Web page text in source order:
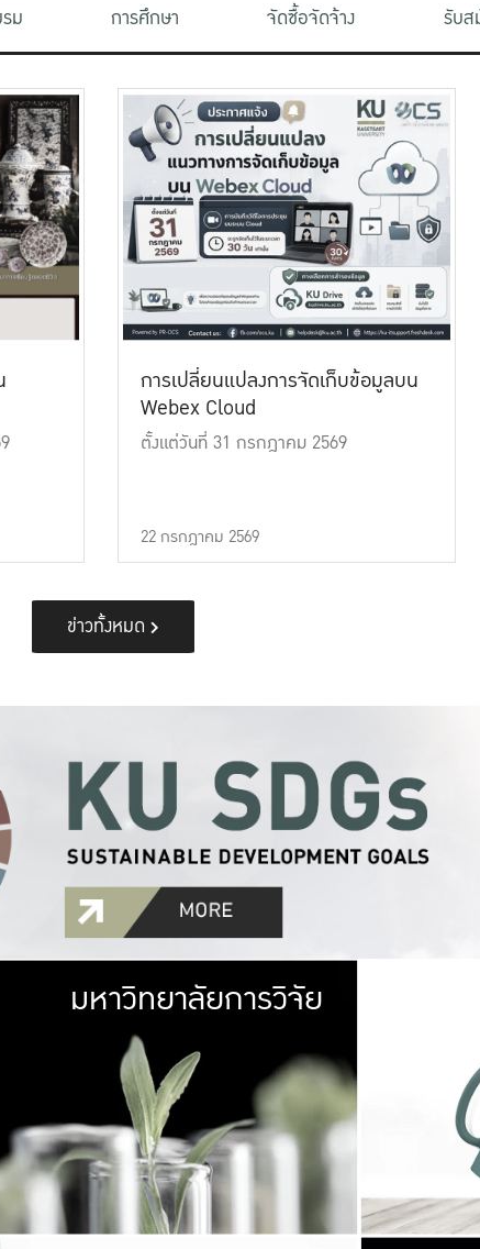
ม การศึกษา จัดซื้อจัดจ้าง รับส
การเปลี่ยนแปลงการจัดเก็บข้อมูลบน
Webex Cloud
ตั้งแต่วันที่ 31 กรกฎาคม 2569
22 กรกฎาคม 2569
ข่าวทั้งหมด
มหาวิทยาลัย
เกษตรศาสตร์ มีพื้นที่เขียวสดใส หนาแน่น
เป็นป่าในเมือง (URBAN FOREST)
เกษตรในเมือง (URBAN AGRICULTURE)
ที่นับรวมกันได้ประมาณ 1,400 ไร่
มหาวิทยาลัยการวิจัย